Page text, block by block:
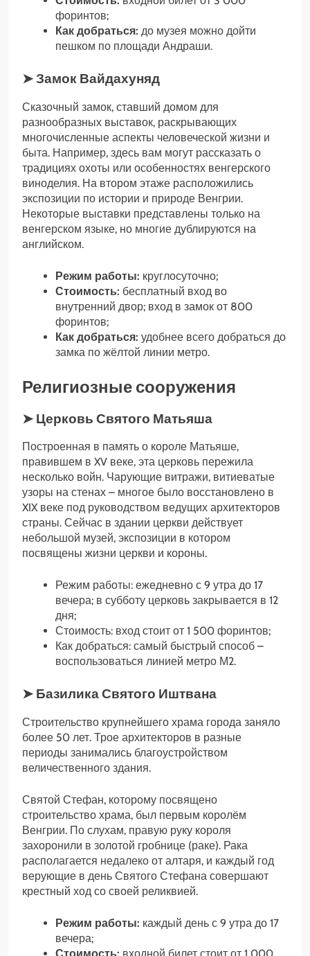
форинтов;
Как добраться: до музея можно дойти
пешком по площади Андраши.
➤ Замок Вайдахуняд
Сказочный замок, ставший домом для
разнообразных выставок, раскрывающих
многочисленные аспекты человеческой жизни и
быта. Например, здесь вам могут рассказать о
традициях охоты или особенностях венгерского
виноделия. На втором этаже расположились
экспозиции по истории и природе Венгрии.
Некоторые выставки представлены только на
венгерском языке, но многие дублируются на
английском.
Режим работы: круглосуточно;
Стоимость: бесплатный вход во
внутренний двор; вход в замок от 800
форинтов;
Как добраться: удобнее всего добраться до
замка по жёлтой линии метро.
Религиозные сооружения
➤ Церковь Святого Матьяша
Построенная в память о короле Матьяше,
правившем в XV веке, эта церковь пережила
несколько войн. Чарующие витражи, витиеватые
узоры на стенах – многое было восстановлено в
XIX веке под руководством ведущих архитекторов
страны. Сейчас в здании церкви действует
небольшой музей, экспозиции в котором
посвящены жизни церкви и короны.
Режим работы: ежедневно с 9 утра до 17
вечера; в субботу церковь закрывается в 12
дня;
Стоимость: вход стоит от 1 500 форинтов;
Как добраться: самый быстрый способ –
воспользоваться линией метро М2.
➤ Базилика Святого Иштвана
Строительство крупнейшего храма города заняло
более 50 лет. Трое архитекторов в разные
периоды занимались благоустройством
величественного здания.
Святой Стефан, которому посвящено
строительство храма, был первым королём
Венгрии. По слухам, правую руку короля
захоронили в золотой гробнице (раке). Рака
располагается недалеко от алтаря, и каждый год
верующие в день Святого Стефана совершают
крестный ход со своей реликвией.
Режим работы: каждый день с 9 утра до 17
вечера;